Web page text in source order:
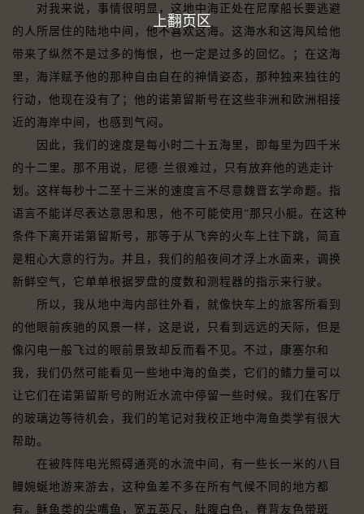
对我来说，事情很明显，这地中海正处在尼摩船长要逃避
的人所居住的陆地中间，他不喜欢这海。这海水和这海风给他
带来了纵然不是过多的悔恨，也一定是过多的回忆。；在这海
里，海洋赋予他的那种自由自在的神情姿态，那种独来独往的
行动，他现在没有了；他的诺第留斯号在这些非洲和欧洲相接
近的海岸中间，也感到气闷。
因此，我们的速度是每小时二十五海里，即每里为四千米
的十二里。那不用说，尼德·兰很难过，只有放弃他的逃走计
划。这样每秒十二至十三米的速度言不尽意魏晋玄学命题。指
语言不能详尽表达意思和思，他不可能使用“那只小艇。在这种
条件下离开诺第留斯号，那等于从飞奔的火车上往下跳，简直
是粗心大意的行为。并且，我们的船夜间才浮上水面来，调换
新鲜空气，它单单根据罗盘的度数和测程器的指示来行驶。
所以，我从地中海内部往外看，就像快车上的旅客所看到
的他眼前疾驰的风景一样，这是说，只看到远远的天际，但是
像闪电一般飞过的眼前景致却反而看不见。不过，康塞尔和
我，我们仍然可能看见一些地中海的鱼类，它们的鳍力量可以
让它们在诺第留斯号的附近水流中停留一些时候。我们在客厅
的玻璃边等待机会，我们的笔记对我校正地中海鱼类学有很大
帮助。
在被阵阵电光照碍通亮的水流中间，有一些长一米的八目
鳗婉蜒地游来游去，这种鱼差不多在所有气候不同的地方都
有。稣鱼类的尖嘴鱼，宽五英尺，肚腹白色，脊背友色带斑
上翻页区